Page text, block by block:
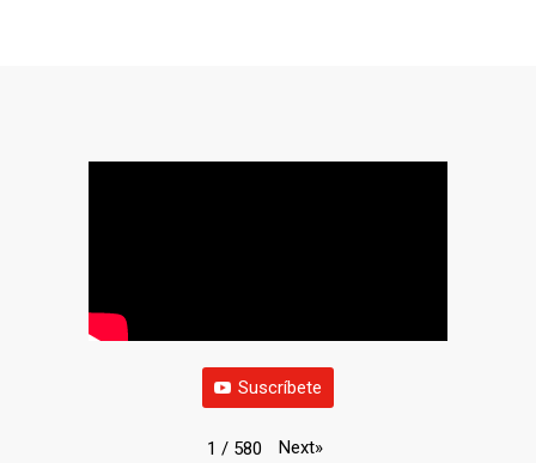
Suscríbete
1 / 580 Next»